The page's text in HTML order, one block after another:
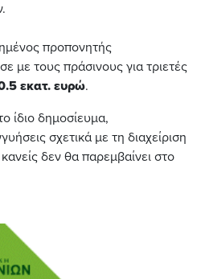
προπονητής
με τους πράσινους για τριετές
εκατ. ευρώ.
ίδιο δημοσίευμα,
σχετικά με τη διαχείριση
δεν θα παρεμβαίνει στο